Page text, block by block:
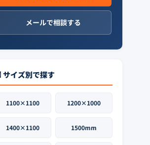
メールで相談する
サイズ別で探す
1100×1100 1200×1000
1400×1100 1500mm